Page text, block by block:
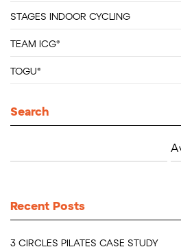
STAGES INDOOR CYCLING
TEAM ICG®
TOGU®
Search
για:
Recent Posts
3 CIRCLES PILATES CASE STUDY